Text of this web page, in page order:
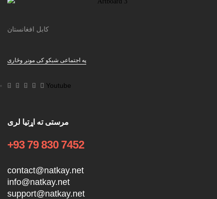
کابل افغانستان
په اجتماعی شبکو کی مونږ وڅاری
Youtube
مرستی ته اړتیا لری
+93 79 830 7452
contact@natkay.net
info@natkay.net
support@natkay.net